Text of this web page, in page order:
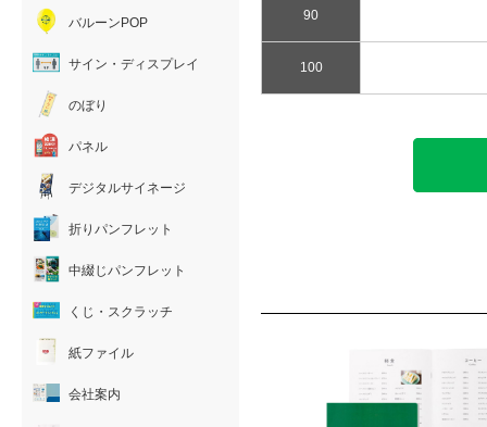
90
100
バルーンPOP
サイン・ディスプレイ
のぼり
パネル
デジタルサイネージ
折りパンフレット
中綴じパンフレット
くじ・スクラッチ
紙ファイル
会社案内